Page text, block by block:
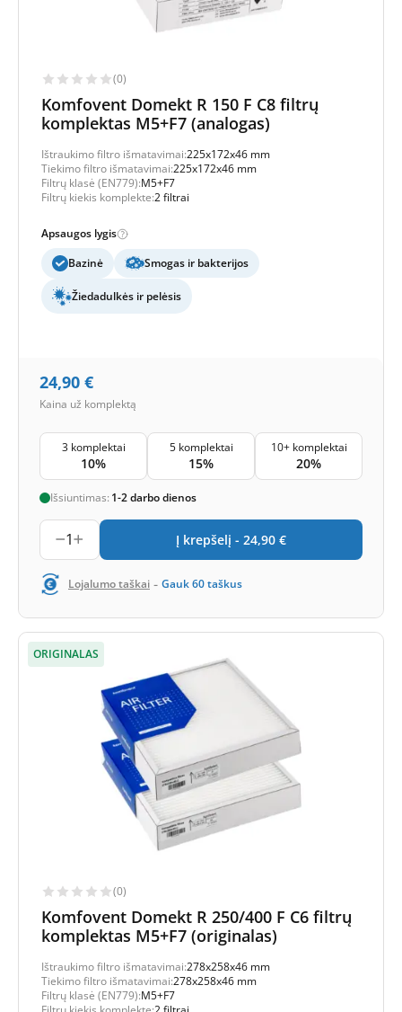
(0)
Komfovent Domekt R 150 F C8 filtrų
komplektas M5+F7 (analogas)
Ištraukimo filtro išmatavimai:225x172x46 mm
Tiekimo filtro išmatavimai:225x172x46 mm
Filtrų klasė (EN779):M5+F7
Filtrų kiekis komplekte:2 filtrai
Apsaugos lygis
Bazinė
Smogas ir bakterijos
Žiedadulkės ir pelėsis
24,90 €
Kaina už komplektą
3 komplektai
10%
5 komplektai
15%
10+ komplektai
20%
Išsiuntimas: 1-2 darbo dienos
1 Į krepšelį - 24,90 €
Lojalumo taškai - Gauk60taškus
ORIGINALAS
(0)
Komfovent Domekt R 250/400 F C6 filtrų
komplektas M5+F7 (originalas)
Ištraukimo filtro išmatavimai:278x258x46 mm
Tiekimo filtro išmatavimai:278x258x46 mm
Filtrų klasė (EN779):M5+F7